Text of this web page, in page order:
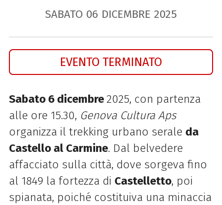
SABATO 06 DICEMBRE 2025
EVENTO TERMINATO
Sabato 6 dicembre2025, con partenza
alle ore 15.30, Genova Cultura Aps
organizza il trekking urbano serale da
Castello al Carmine. Dal belvedere
affacciato sulla città, dove sorgeva fino
al 1849 la fortezza di Castelletto, poi
spianata, poiché costituiva una minaccia